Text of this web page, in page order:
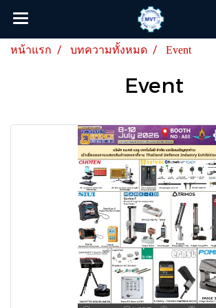
หน้าแรก บทความทั้งหมด Event
Event